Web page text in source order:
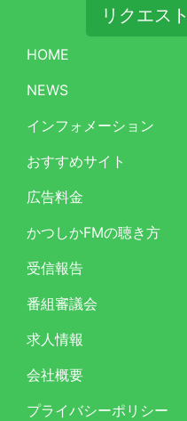
リクエス
HOME
NEWS
インフォメーション
おすすめサイト
広告料金
かつしかFMの聴き方
受信報告
番組審議会
求人情報
会社概要
プライバシーポリシー